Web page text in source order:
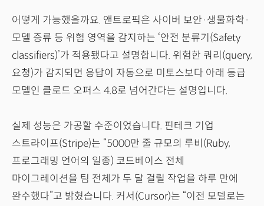
어떻게 가능했을까요. 앤트로픽은 사이버 보안·생물화학·
모델 증류 등 위험 영역을 감지하는 ‘안전 분류기(Safety
classifiers)’가 적용됐다고 설명합니다. 위험한 쿼리(query,
요청)가 감지되면 응답이 자동으로 미토스보다 아래 등급
모델인 클로드 오퍼스 4.8로 넘어간다는 설명입니다.
실제 성능은 가공할 수준이었습니다. 핀테크 기업
스트라이프(Stripe)는 “5000만 줄 규모의 루비(Ruby,
프로그래밍 언어의 일종) 코드베이스 전체
마이그레이션을 팀 전체가 두 달 걸릴 작업을 하루 만에
완수했다”고 밝혔습니다. 커서(Cursor)는 “이전 모델로는